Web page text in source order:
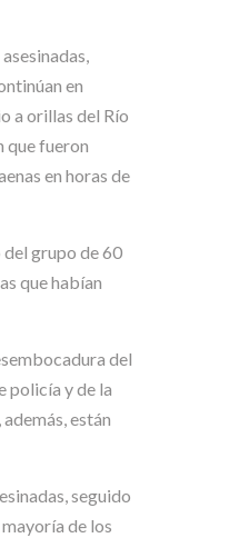
en
a orillas del Río
que fueron
en horas de
grupo de 60
que habían
del
policía y de la
están
seguido
de los